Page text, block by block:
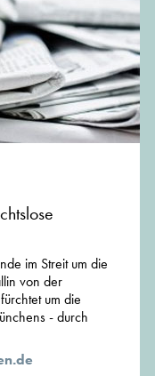
im Streit um die
von der
um die
- durch